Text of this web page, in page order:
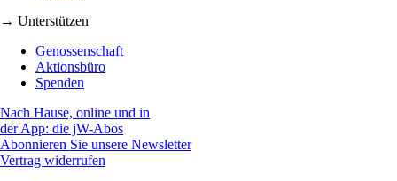
→ Unterstützen
Genossenschaft
Aktionsbüro
Spenden
Nach Hause, online und in
der App: die jW-Abos
Abonnieren Sie unsere Newsletter
Vertrag widerrufen